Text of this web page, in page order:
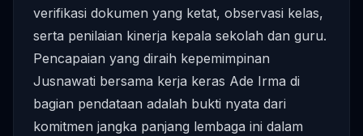
verifikasi dokumen yang ketat, observasi kelas,
serta penilaian kinerja kepala sekolah dan guru.
Pencapaian yang diraih kepemimpinan
Jusnawati bersama kerja keras Ade Irma di
bagian pendataan adalah bukti nyata dari
komitmen jangka panjang lembaga ini dalam